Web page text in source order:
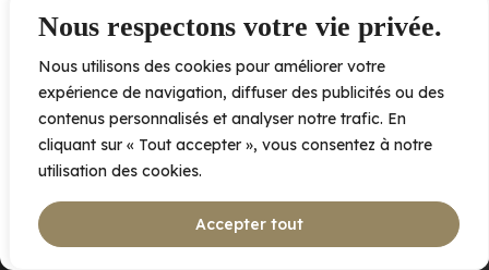
Nous respectons votre vie privée.
Nous utilisons des cookies pour améliorer votre
expérience de navigation, diffuser des publicités ou des
contenus personnalisés et analyser notre trafic. En
cliquant sur « Tout accepter », vous consentez à notre
utilisation des cookies.
Accepter tout
et fonctions.
Accepter
Refuser